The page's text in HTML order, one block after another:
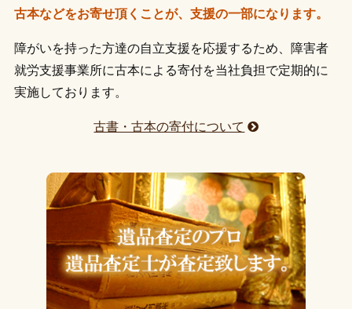
多摩市
八王子市 国分寺市 小金井市
府中市
文京区
東久留米市 練馬区 中野区
豊島区
葛飾区 足立区 荒川区 板橋区 江戸川区
古本などをお寄せ頂くことが、支援の一部になります。
障がいを持った方達の自立支援を応援するため、障害者
就労支援事業所に古本による寄付を当社負担で定期的に
実施しております。
古書・古本の寄付について